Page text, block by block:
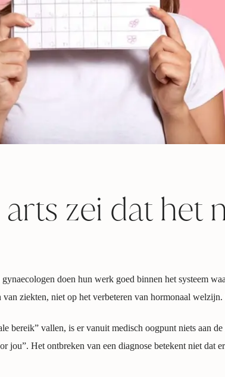
zei dat het
doen hun werk goed binnen het systeem
van ziekten, niet op het verbeteren van hormonaal
bereik” vallen, is er vanuit medisch oogpunt niets aan
jou”. Het ontbreken van een diagnose betekent niet dat